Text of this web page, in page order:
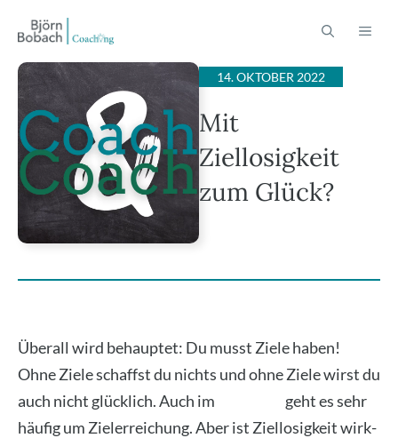
Inhalt
springen
14. OKTOBER 2022
Mit
Ziellosigkeit
zum Glück?
Über­all wird behaup­tet: Du musst Zie­le haben!
Ohne Zie­le schaffst du nichts und ohne Zie­le wirst du
auch nicht glück­lich. Auch im
geht es sehr
häu­fig um Ziel­er­rei­chung. Aber ist Ziel­lo­sig­keit wirk­